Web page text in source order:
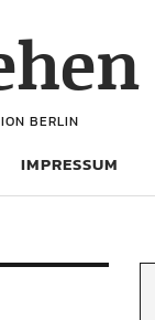
BERLIN
IMPRESSUM